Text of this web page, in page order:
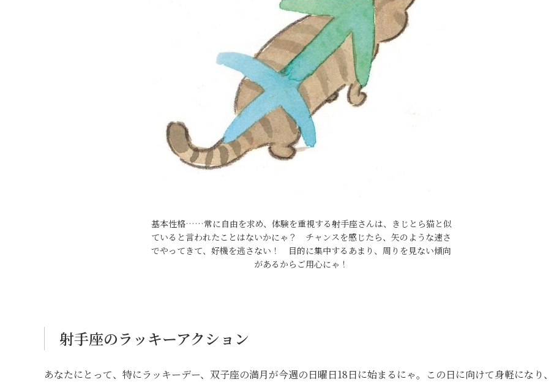
基本性格……常に自由を求め、体験を重視する射手座さんは、きじとら猫と似
ていると言われたことはないかにゃ？ チャンスを感じたら、矢のような速さ
でやってきて、好機を逃さない！ 目的に集中するあまり、周りを見ない傾向
があるからご用心にゃ！
射手座のラッキーアクション
あなたにとって、特にラッキーデー、双子座の満月が今週の日曜日18日に始まるにゃ。この日に向けて身軽になり、